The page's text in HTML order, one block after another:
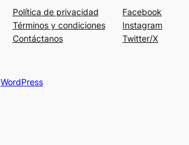
Política de privacidad
Términos y condiciones
Contáctanos
Facebook
Instagram
Twitter/X
WordPress